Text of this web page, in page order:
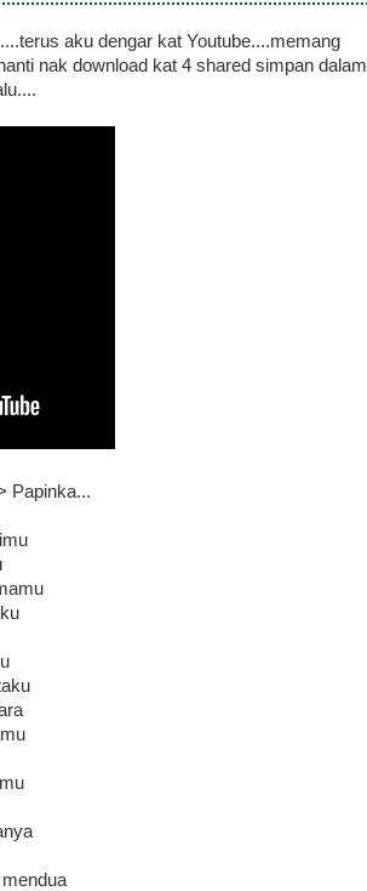
aku dengar kat Youtube....memang
nak download kat 4 shared simpan dalam
Papinka...